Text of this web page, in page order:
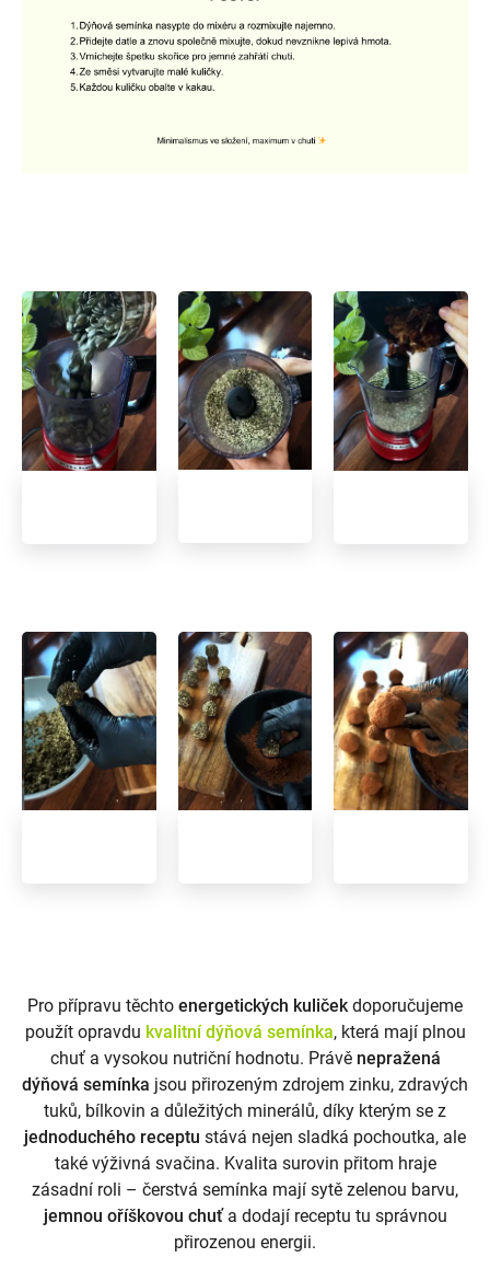
Pro přípravu těchto energetických kuličekdoporučujeme
použít opravdu kvalitní dýňová semínka, která mají plnou
chuť a vysokou nutriční hodnotu. Právě nepražená
dýňová semínka jsou přirozeným zdrojem zinku, zdravých
tuků, bílkovin a důležitých minerálů, díky kterým se z
jednoduchého receptu stává nejen sladká pochoutka, ale
také výživná svačina. Kvalita surovin přitom hraje
zásadní roli – čerstvá semínka mají sytě zelenou barvu,
jemnou oříškovou chuťa dodají receptu tu správnou
přirozenou energii.